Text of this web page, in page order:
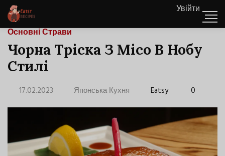
Увійти
Основні Страви
Чорна Тріска З Місо В Нобу
Стилі
17.02.2023 Японська Кухня Eatsy 0